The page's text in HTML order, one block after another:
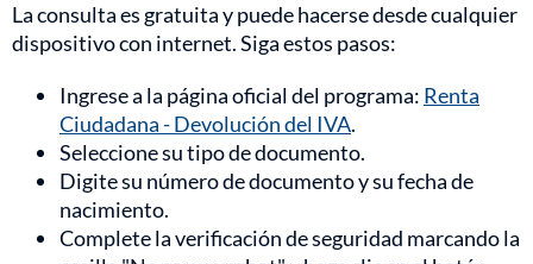
La consulta es gratuita y puede hacerse desde cualquier
dispositivo con internet. Siga estos pasos:
Ingrese a la página oficial del programa: Renta
Ciudadana - Devolución del IVA.
Seleccione su tipo de documento.
Digite su número de documento y su fecha de
nacimiento.
Complete la verificación de seguridad marcando la